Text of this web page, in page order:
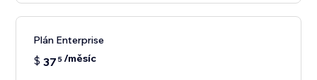
Plán Enterprise
$ 37 5/měsíc